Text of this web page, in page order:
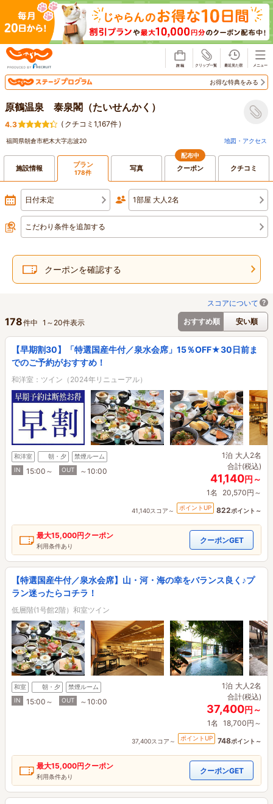
お得な特典をみる
原鶴温泉 泰泉閣（たいせんかく）
4.3 ( クチコミ1,167件)
福岡県朝倉市杷木大字志波20 地図・アクセス
施設情報 プラン
178件 写真
配布中
クーポン クチコミ
日付未定 1部屋 大人2名
こだわり条件を追加する
クーポンを確認する
スコアについて
おすすめ順
安い順
178件中 1 ～ 20件表示
【早期割30】「特選国産牛付／泉水会席」15％OFF★30日前ま
でのご予約がおすすめ！
和洋室：ツイン（2024年リニューアル）
和洋室 朝・夕
禁煙ルーム
IN
15:00～ OUT ～10:00
1泊 大人2名
合計(税込)
41,140円～
1名 20,570円～
41,140スコア～ ポイントUP 822ポイント～
最大15,000円クーポン
利用条件あり
クーポンGET
【特選国産牛付／泉水会席】山・河・海の幸をバランス良く♪プ
ラン迷ったらコチラ！
低層階(1号館2階）和室ツイン
和室 朝・夕
禁煙ルーム
IN
15:00～ OUT ～10:00
1泊 大人2名
合計(税込)
37,400円～
1名 18,700円～
37,400スコア～ ポイントUP 748ポイント～
最大15,000円クーポン
利用条件あり
クーポンGET